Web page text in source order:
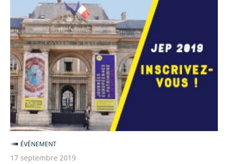
Conseil
d’État
ouvre
ses
portes,
les
21
et
22
septembre
ÉVÉNEMENT
17 septembre 2019